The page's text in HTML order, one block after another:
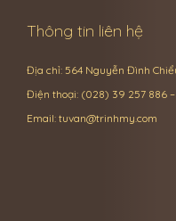
Thông tin liên hệ
Địa chỉ: 564 Nguyễn Đình
Điện thoại: (028) 39 257 886 –
Email: tuvan@trinhmy.com